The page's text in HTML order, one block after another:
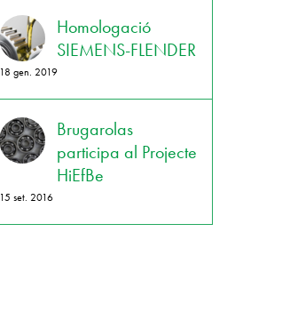
Homologació
SIEMENS-FLENDER
18 gen. 2019
Brugarolas
participa al Projecte
HiEfBe
15 set. 2016